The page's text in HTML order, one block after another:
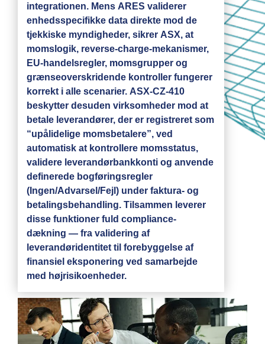
integrationen. Mens ARES validerer
enhedsspecifikke data direkte mod de
tjekkiske myndigheder, sikrer ASX, at
momslogik, reverse-charge-mekanismer,
EU-handelsregler, momsgrupper og
grænseoverskridende kontroller fungerer
korrekt i alle scenarier. ASX-CZ-410
beskytter desuden virksomheder mod at
betale leverandører, der er registreret som
“upålidelige momsbetalere”, ved
automatisk at kontrollere momsstatus,
validere leverandørbankkonti og anvende
definerede bogføringsregler
(Ingen/Advarsel/Fejl) under faktura- og
betalingsbehandling. Tilsammen leverer
disse funktioner fuld compliance-
dækning — fra validering af
leverandøridentitet til forebyggelse af
finansiel eksponering ved samarbejde
med højrisikoenheder.